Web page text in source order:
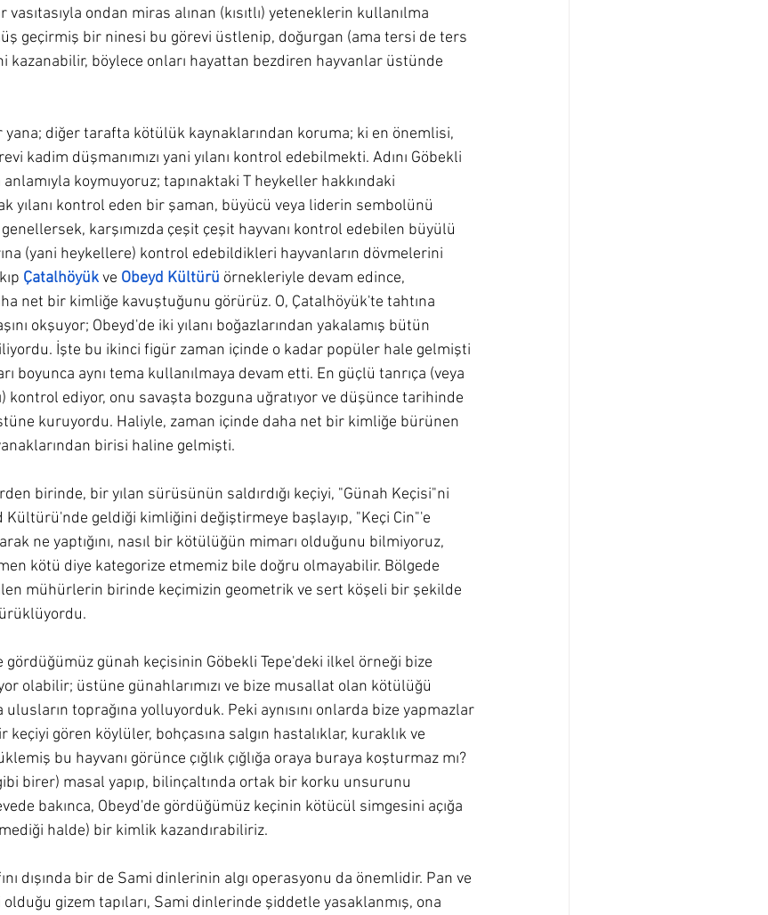
vasıtasıyla ondan miras alınan (kısıtlı) yeteneklerin kullanılma
geçirmiş bir ninesi bu görevi üstlenip, doğurgan (ama tersi de ters
kazanabilir, böylece onları hayattan bezdiren hayvanlar üstünde
yana; diğer tarafta kötülük kaynaklarından koruma; ki en önemlisi,
kadim düşmanımızı yani yılanı kontrol edebilmekti. Adını Göbekli
koymuyoruz; tapınaktaki T heykeller hakkındaki
yılanı kontrol eden bir şaman, büyücü veya liderin sembolünü
karşımızda çeşit çeşit hayvanı kontrol edebilen büyülü
(yani heykellere) kontrol edebildikleri hayvanların dövmelerini
Çatalhöyük ve Obeyd Kültürü örnekleriyle devam edince,
net bir kimliğe kavuştuğunu görürüz. O, Çatalhöyük'te tahtına
okşuyor; Obeyd'de iki yılanı boğazlarından yakalamış bütün
İşte bu ikinci figür zaman içinde o kadar popüler hale gelmişti
boyunca aynı tema kullanılmaya devam etti. En güçlü tanrıça (veya
kontrol ediyor, onu savaşta bozguna uğratıyor ve düşünce tarihinde
kuruyordu. Haliyle, zaman içinde daha net bir kimliğe bürünen
birisi haline gelmişti.
birinde, bir yılan sürüsünün saldırdığı keçiyi, "Günah Keçisi"ni
Kültürü'nde geldiği kimliğini değiştirmeye başlayıp, "Keçi Cin"'e
ne yaptığını, nasıl bir kötülüğün mimarı olduğunu bilmiyoruz,
kötü diye kategorize etmemiz bile doğru olmayabilir. Bölgede
mühürlerin birinde keçimizin geometrik ve sert köşeli bir şekilde
günah keçisinin Göbekli Tepe'deki ilkel örneği bize
olabilir; üstüne günahlarımızı ve bize musallat olan kötülüğü
toprağına yolluyorduk. Peki aynısını onlarda bize yapmazlar
keçiyi gören köylüler, bohçasına salgın hastalıklar, kuraklık ve
bu hayvanı görünce çığlık çığlığa oraya buraya koşturmaz mı?
birer) masal yapıp, bilinçaltında ortak bir korku unsurunu
bakınca, Obeyd'de gördüğümüz keçinin kötücül simgesini açığa
halde) bir kimlik kazandırabiliriz.
dışında bir de Sami dinlerinin algı operasyonu da önemlidir. Pan ve
gizem tapıları, Sami dinlerinde şiddetle yasaklanmış, ona